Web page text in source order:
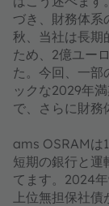
づき、財務体系
秋、当社は長期
ため、2億ユー
た。今回、一部
ックな2029年
で、さらに財務
ams OSRAMは
短期の銀行と運
てます。2024
上位無担保社債